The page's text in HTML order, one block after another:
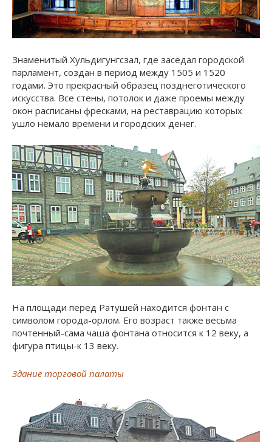
Знаменитый Хульдигунгсзал, где заседал городской
парламент, создан в период между 1505 и 1520
годами. Это прекрасный образец позднеготического
искусства. Все стены, потолок и даже проемы между
окон расписаны фресками, на реставрацию которых
ушло немало времени и городских денег.
На площади перед Ратушей находится фонтан с
символом города-орлом. Его возраст также весьма
почтенный-сама чаша фонтана относится к 12 веку, а
фигура птицы-к 13 веку.
Здание торговой палаты